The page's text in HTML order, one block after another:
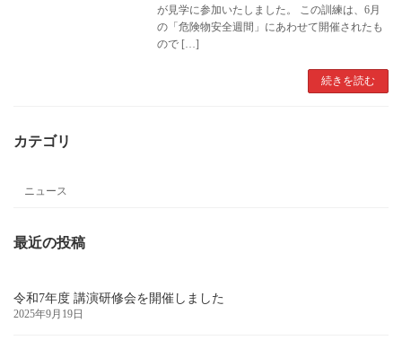
が見学に参加いたしました。 この訓練は、6月
の「危険物安全週間」にあわせて開催されたも
ので […]
続きを読む
カテゴリ
ニュース
最近の投稿
令和7年度 講演研修会を開催しました
2025年9月19日